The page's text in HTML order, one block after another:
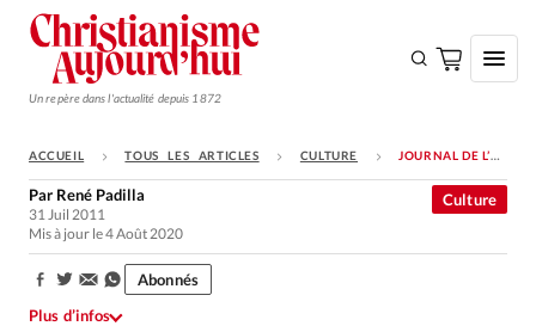
Un repère dans l'actualité depuis 1872
S'ABONNER
Monde
Opinions
ACCUEIL TOUS LES ARTICLES CULTURE JOURNAL DE L’ÉTÉ – LE COÛT DE LA VIE DE DISCIPLE
Culture
Par René Padilla
31 Juil 2011
Mis à jour le 4 Août 2020
Partager:
Abonnés
Plus d’infos